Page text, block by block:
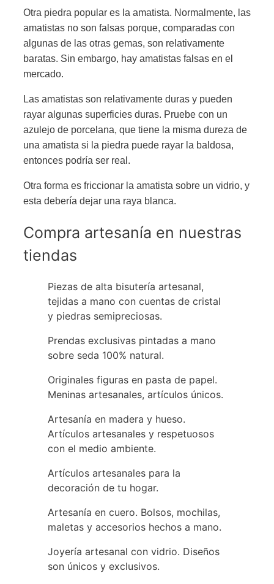
Otra piedra popular es la amatista. Normalmente, las
amatistas no son falsas porque, comparadas con
algunas de las otras gemas, son relativamente
baratas. Sin embargo, hay amatistas falsas en el
mercado.
Las amatistas son relativamente duras y pueden
rayar algunas superficies duras. Pruebe con un
azulejo de porcelana, que tiene la misma dureza de
una amatista si la piedra puede rayar la baldosa,
entonces podría ser real.
Otra forma es friccionar la amatista sobre un vidrio, y
esta debería dejar una raya blanca.
Compra artesanía en nuestras
tiendas
Piezas de alta bisutería artesanal,
tejidas a mano con cuentas de cristal
y piedras semipreciosas.
Prendas exclusivas pintadas a mano
sobre seda 100% natural.
Originales figuras en pasta de papel.
Meninas artesanales, artículos únicos.
Artesanía en madera y hueso.
Artículos artesanales y respetuosos
con el medio ambiente.
Artículos artesanales para la
decoración de tu hogar.
Artesanía en cuero. Bolsos, mochilas,
maletas y accesorios hechos a mano.
Joyería artesanal con vidrio. Diseños
son únicos y exclusivos.